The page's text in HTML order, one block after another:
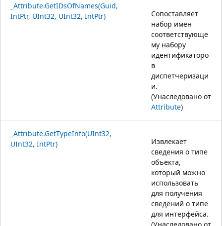
_Attribute.GetIDsOfNames(Guid,
IntPtr, UInt32, UInt32, IntPtr)
Сопоставляет
набор имен
соответствующе
му набору
идентификаторо
в
диспетчеризаци
и.
(Унаследовано от
Attribute)
_Attribute.GetTypeInfo(UInt32,
UInt32, IntPtr)
Извлекает
сведения о типе
объекта,
который можно
использовать
для получения
сведений о типе
для интерфейса.
(Унаследовано от